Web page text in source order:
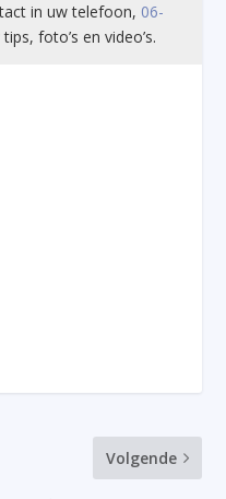
in uw telefoon, 06-
foto’s en video’s.
Volgende